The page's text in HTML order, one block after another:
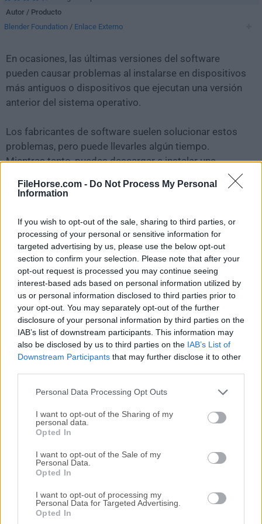
FileHorse.com - Do Not Process My Personal
Information
If you wish to opt-out of the sale, sharing to third parties, or
processing of your personal or sensitive information for
targeted advertising by us, please use the below opt-out
section to confirm your selection. Please note that after your
opt-out request is processed you may continue seeing
interest-based ads based on personal information utilized by
us or personal information disclosed to third parties prior to
your opt-out. You may separately opt-out of the further
disclosure of your personal information by third parties on the
IAB’s list of downstream participants. This information may
also be disclosed by us to third parties on the IAB’s List of
Downstream Participants that may further disclose it to other
Personal Data Processing Opt Outs
I want to opt-out of the Sharing of my
personal data.
Opted In
I want to opt-out of the Sale of my
Personal Data.
Opted In
I want to opt-out of processing my
Personal Data for Targeted Advertising.
Opted In
Autor / Producto
Blender Foundation / Enlace Externo
En ocasiones, las últimas versiones del software
pueden causar problemas al instalarse en dispositivos
más antiguos o dispositivos que ejecutan una versión
anterior del sistema operativo.
Los fabricantes de software suelen solucionar estos
problemas, pero puede llevarles algún tiempo.
Mientras tanto, puedes descargar e instalar una
reciente de Blender (64-bit)o leer nuestra reseña,
simplemente hazclic aquí .
Todas las versiones antiguas distribuidas en nuestro
sitio web son completamente libres de virus y están
disponibles para su descarga sin costo alguno.
Nos encantaría saber de ti
Si tienes alguna pregunta o idea que desees compartir